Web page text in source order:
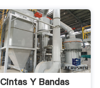
Cintas Y Bandas